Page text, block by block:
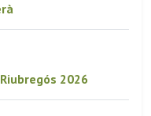
2026